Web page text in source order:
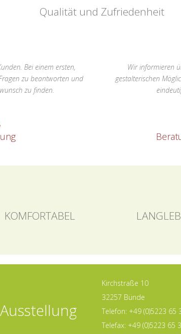
Qualität und Zufriedenheit
Bei einem ersten,
zu beantworten und
zu finden.
Wir informieren
gestalterischen
KOMFORTABEL
Kirchstraße 10
32257 Bünde
Telefon: +49 (0)5223 65
Telefax: +49 (0)5223 65